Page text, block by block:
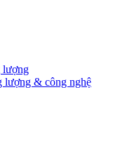
lượng
lượng & công nghệ